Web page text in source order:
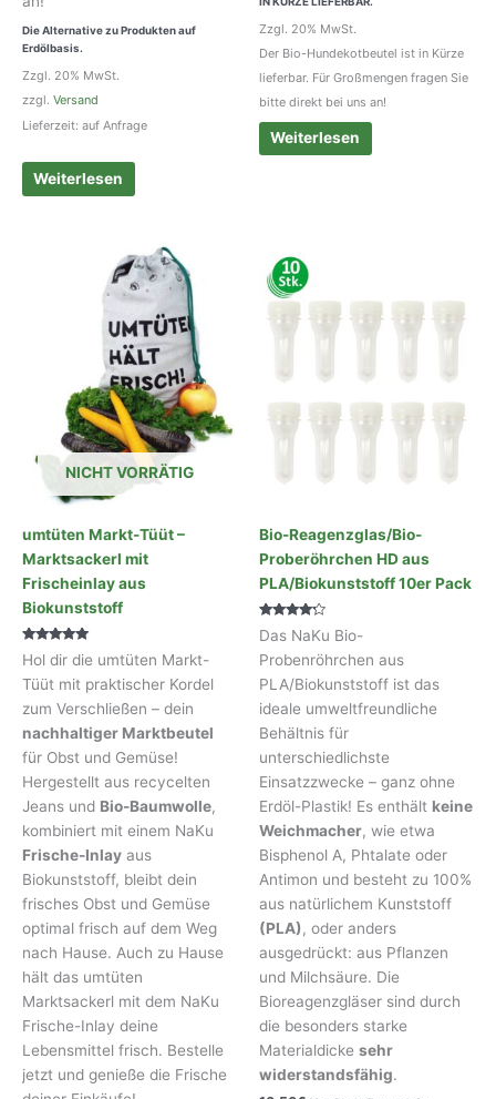
Die Alternative zu Produkten auf
Erdölbasis.
Zzgl. 20% MwSt.
zzgl. Versand
Lieferzeit: auf Anfrage
Weiterlesen
Zzgl. 20% MwSt.
Der Bio-Hundekotbeutel ist in Kürze
lieferbar. Für Großmengen fragen Sie
bitte direkt bei uns an!
Weiterlesen
NICHT VORRÄTIG
umtüten Markt-Tüüt –
Marktsackerl mit
Frischeinlay aus
Biokunststoff
Bewertet mit
4.80
von 5
Hol dir die umtüten Markt-
Tüüt mit praktischer Kordel
zum Verschließen – dein
nachhaltiger Marktbeutel
für Obst und Gemüse!
Hergestellt aus recycelten
Jeans und Bio-Baumwolle,
kombiniert mit einem NaKu
Frische-Inlay aus
Biokunststoff, bleibt dein
frisches Obst und Gemüse
optimal frisch auf dem Weg
nach Hause. Auch zu Hause
hält das umtüten
Marktsackerl mit dem NaKu
Frische-Inlay deine
Lebensmittel frisch. Bestelle
jetzt und genieße die Frische
Bio-Reagenzglas/Bio-
Proberöhrchen HD aus
PLA/Biokunststoff 10er Pack
Bewertet
mit
4.00
von 5
Das NaKu Bio-
Probenröhrchen aus
PLA/Biokunststoff ist das
ideale umweltfreundliche
Behältnis für
unterschiedlichste
Einsatzzwecke – ganz ohne
Erdöl-Plastik! Es enthält keine
Weichmacher, wie etwa
Bisphenol A, Phtalate oder
Antimon und besteht zu 100%
aus natürlichem Kunststoff
(PLA), oder anders
ausgedrückt: aus Pflanzen
und Milchsäure. Die
Bioreagenzgläser sind durch
die besonders starke
Materialdicke sehr
widerstandsfähig.